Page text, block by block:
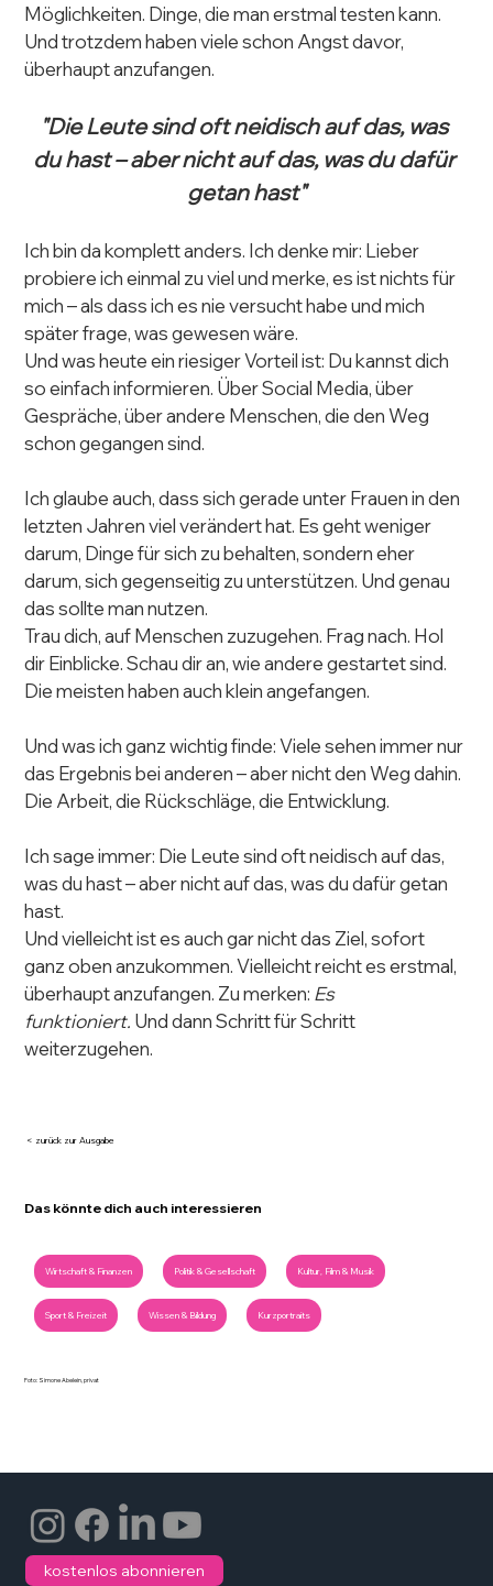
< zurück zur Ausgabe
Das könnte dich auch interessieren
Wirtschaft & Finanzen Politik & Gesellschaft Kultur, Film & Musik
Sport & Freizeit Wissen & Bildung Kurzportraits
Foto: Simone Abelein, privat
Möglichkeiten. Dinge, die man erstmal testen kann.
Und trotzdem haben viele schon Angst davor,
überhaupt anzufangen.
"Die Leute sind oft neidisch auf das, was
du hast – aber nicht auf das, was du dafür
getan hast"
Ich bin da komplett anders. Ich denke mir: Lieber
probiere ich einmal zu viel und merke, es ist nichts für
mich – als dass ich es nie versucht habe und mich
später frage, was gewesen wäre.
Und was heute ein riesiger Vorteil ist: Du kannst dich
so einfach informieren. Über Social Media, über
Gespräche, über andere Menschen, die den Weg
schon gegangen sind.
Ich glaube auch, dass sich gerade unter Frauen in den
letzten Jahren viel verändert hat. Es geht weniger
darum, Dinge für sich zu behalten, sondern eher
darum, sich gegenseitig zu unterstützen. Und genau
das sollte man nutzen.
Trau dich, auf Menschen zuzugehen. Frag nach. Hol
dir Einblicke. Schau dir an, wie andere gestartet sind.
Die meisten haben auch klein angefangen.
Und was ich ganz wichtig finde: Viele sehen immer nur
das Ergebnis bei anderen – aber nicht den Weg dahin.
Die Arbeit, die Rückschläge, die Entwicklung.
Ich sage immer: Die Leute sind oft neidisch auf das,
was du hast – aber nicht auf das, was du dafür getan
hast.
Und vielleicht ist es auch gar nicht das Ziel, sofort
ganz oben anzukommen. Vielleicht reicht es erstmal,
überhaupt anzufangen. Zu merken: Es
funktioniert. Und dann Schritt für Schritt
weiterzugehen.
kostenlos abonnieren